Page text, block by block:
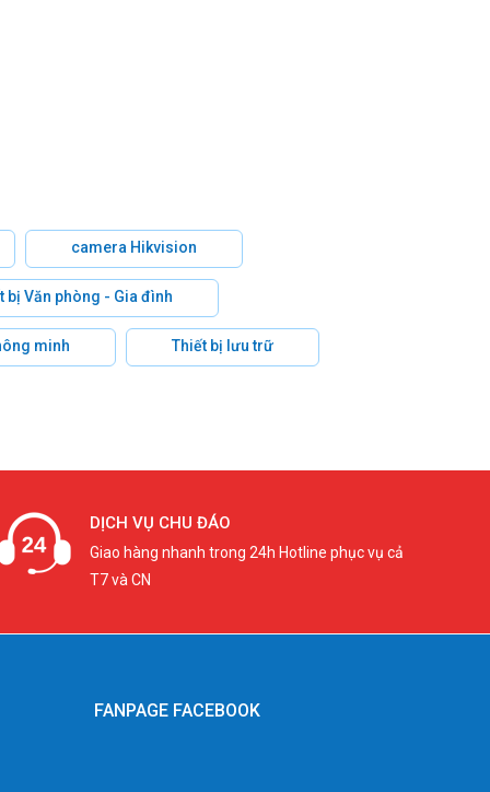
camera Hikvision
bị Văn phòng - Gia đình
minh Thiết bị lưu trữ
DỊCH VỤ CHU ĐÁO
Giao hàng nhanh trong 24h Hotline phục vụ cả
T7 và CN
FANPAGE FACEBOOK